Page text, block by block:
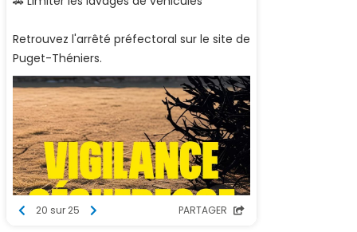
Retrouvez l'arrêté préfectoral sur le site de
Puget-Théniers.
20 sur 25 PARTAGER